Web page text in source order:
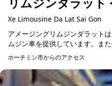
Xe Limousine Da Lat Sai Gon
アメージングリムジンダラット
ムジン車を提供しています。ま
トへのリムジン車も利用できま
ン車のチケットは、...
ホーチミン市からのアクセス